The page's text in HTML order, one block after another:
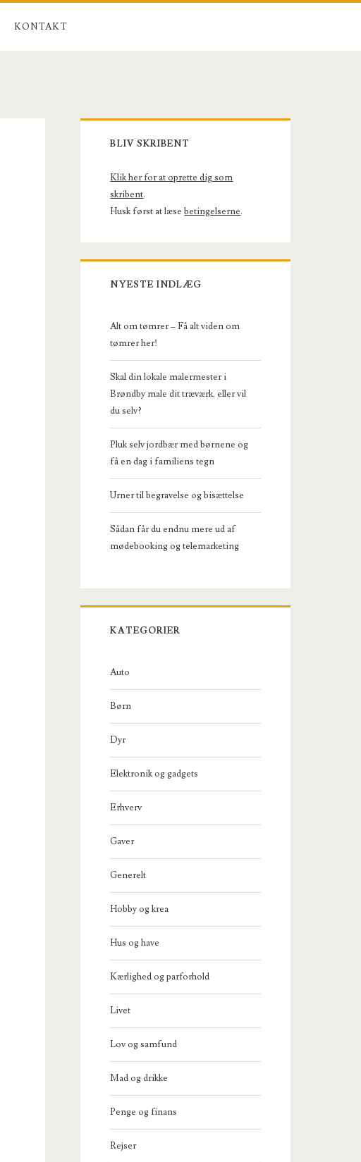
KONTAKT
Primary
Sidebar
BLIV SKRIBENT
Klik her for at oprette dig som
skribent.
Husk først at læsebetingelserne.
NYESTE INDLÆG
Alt om tømrer – Få alt viden om
tømrer her!
Skal din lokale malermester i
Brøndby male dit træværk, eller vil
du selv?
Pluk selv jordbær med børnene og
få en dag i familiens tegn
Urner til begravelse og bisættelse
Sådan får du endnu mere ud af
mødebooking og telemarketing
KATEGORIER
Auto
Børn
Dyr
Elektronik og gadgets
Erhverv
Gaver
Generelt
Hobby og krea
Hus og have
Kærlighed og parforhold
Livet
Lov og samfund
Mad og drikke
Penge og finans
Rejser